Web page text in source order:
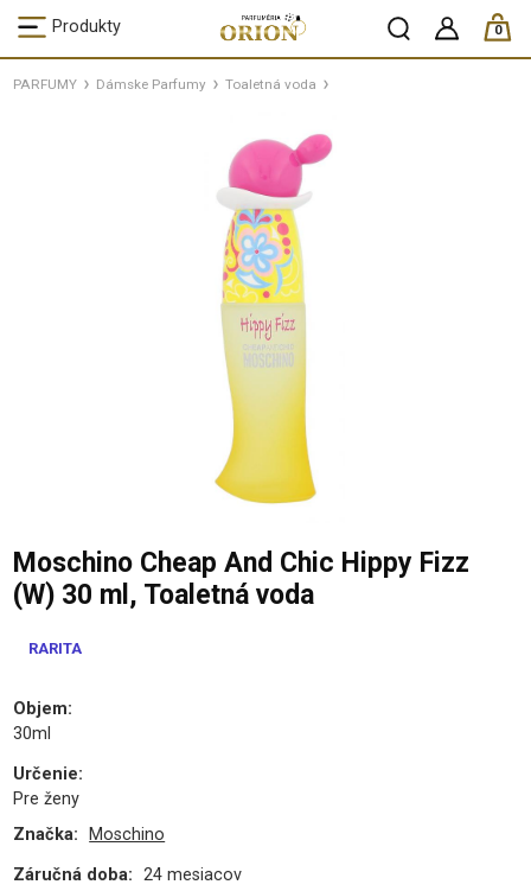
Produkty 0
ks /
PARFUMY Dámske Parfumy Toaletná voda
Moschino Cheap And Chic Hippy Fizz
(W) 30 ml, Toaletná voda
RARITA
Objem:
30ml
Určenie:
Pre ženy
Značka:
Moschino
Záručná doba: 24 mesiacov